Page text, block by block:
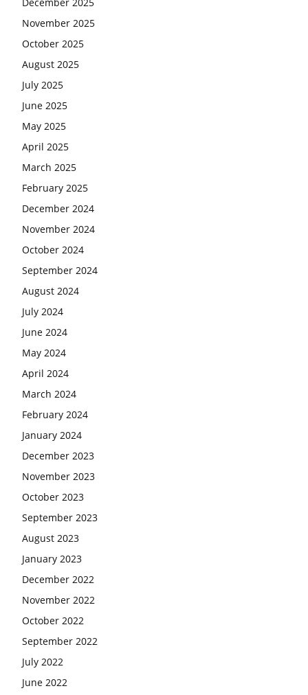
November 2025
October 2025
August 2025
July 2025
June 2025
May 2025
April 2025
March 2025
February 2025
December 2024
November 2024
October 2024
September 2024
August 2024
July 2024
June 2024
May 2024
April 2024
March 2024
February 2024
January 2024
December 2023
November 2023
October 2023
September 2023
August 2023
January 2023
December 2022
November 2022
October 2022
September 2022
July 2022
June 2022